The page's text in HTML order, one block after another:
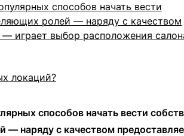
способов начать вести
ролей — наряду с качеством
играет выбор расположения
локаций?
способов начать вести
— наряду с качеством